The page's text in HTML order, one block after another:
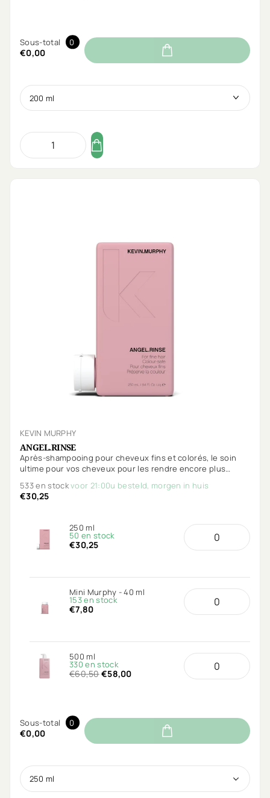
Sous-total 0
€0,00
KEVIN MURPHY
ANGEL.RINSE
Après-shampooing pour cheveux fins et colorés, le soin
ultime pour vos cheveux pour les rendre encore plus
533 en stockvoor 21:00u besteld, morgen in huis
€30,25
250 ml
50 en stock
€30,25
Mini Murphy - 40 ml
153 en stock
€7,80
500 ml
330 en stock
€60,50€58,00
Sous-total 0
€0,00